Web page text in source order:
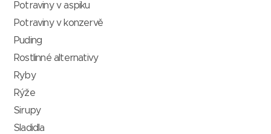
Potraviny v aspiku
Potraviny v konzervě
Puding
Rostlinné alternativy
Ryby
Rýže
Sirupy
Sladidla